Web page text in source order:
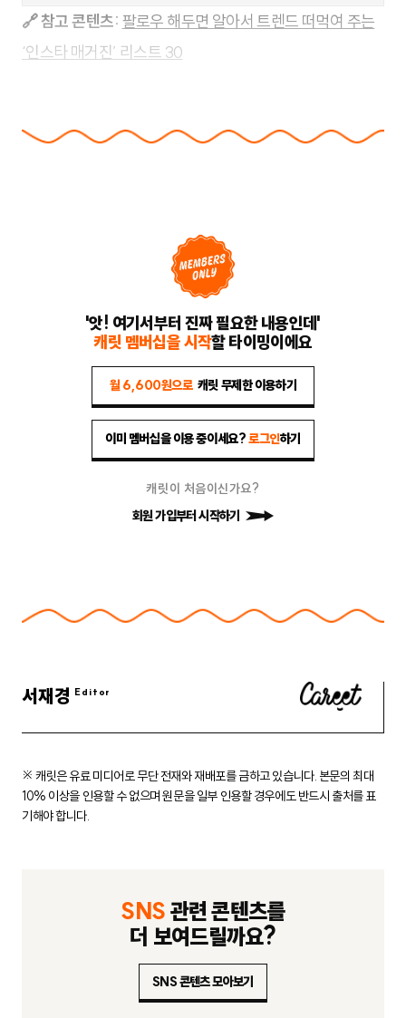
🔗 참고 콘텐츠: 팔로우 해두면 알아서 트렌드 떠먹여 주는
‘인스타 매거진’ 리스트 30
'앗! 여기서부터 진짜 필요한 내용인데'
캐릿 멤버십을 시작할 타이밍이에요
월 6,600원으로 캐릿 무제한 이용하기
이미 멤버십을 이용 중이세요?로그인하기
캐릿이 처음이신가요?
회원 가입부터 시작하기
서재경
※ 캐릿은 유료 미디어로 무단 전재와 재배포를 금하고 있습니다. 본문의 최대
10% 이상을 인용할 수 없으며 원문을 일부 인용할 경우에도반드시 출처를 표
기해야 합니다.
SNS 관련 콘텐츠를
더 보여드릴까요?
SNS 콘텐츠 모아보기